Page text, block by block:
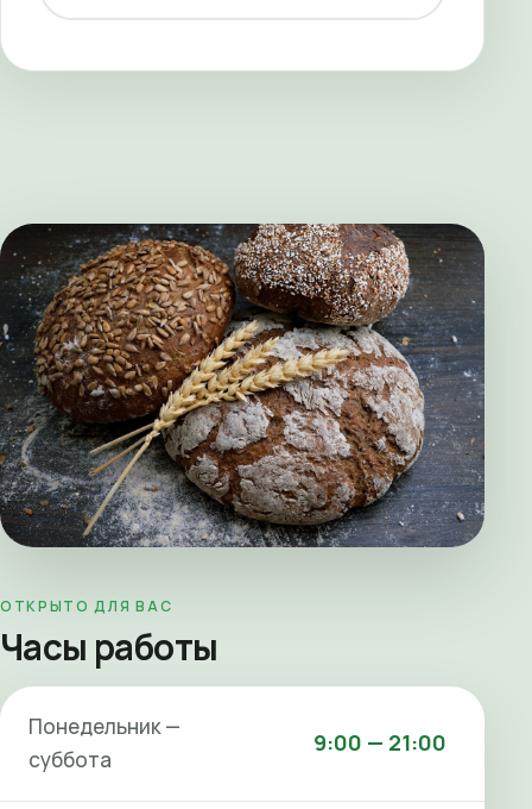
ОТКРЫТО ДЛЯ ВАС
Часы работы
Понедельник —
суббота
9:00 — 21:00